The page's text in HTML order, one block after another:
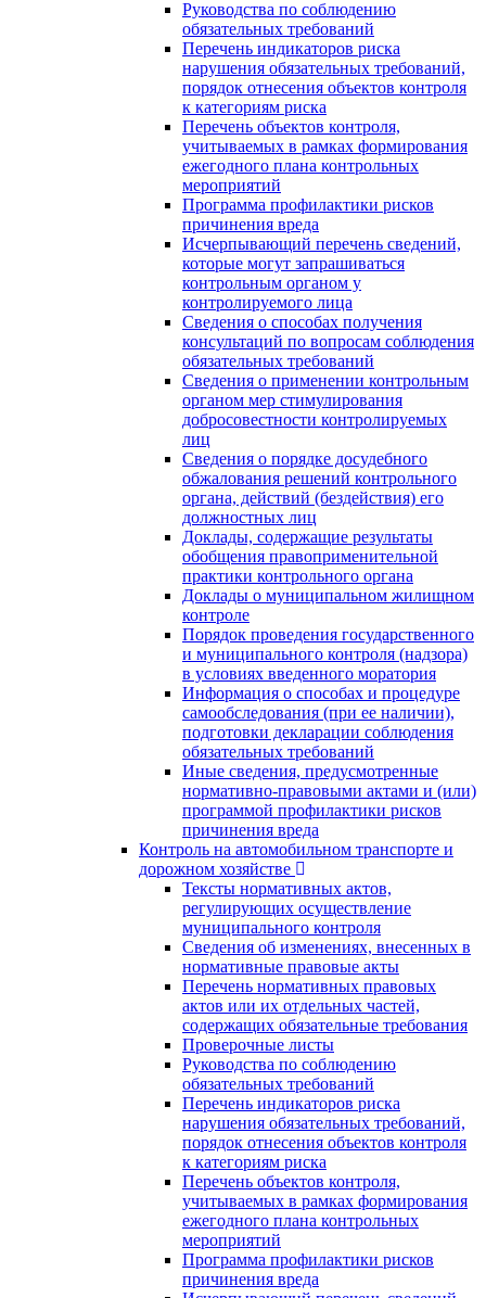
Руководства по соблюдению
обязательных требований
Перечень индикаторов риска
нарушения обязательных требований,
порядок отнесения объектов контроля
к категориям риска
Перечень объектов контроля,
учитываемых в рамках формирования
ежегодного плана контрольных
мероприятий
Программа профилактики рисков
причинения вреда
Исчерпывающий перечень сведений,
которые могут запрашиваться
контрольным органом у
контролируемого лица
Сведения о способах получения
консультаций по вопросам соблюдения
обязательных требований
Сведения о применении контрольным
органом мер стимулирования
добросовестности контролируемых
лиц
Сведения о порядке досудебного
обжалования решений контрольного
органа, действий (бездействия) его
должностных лиц
Доклады, содержащие результаты
обобщения правоприменительной
практики контрольного органа
Доклады о муниципальном жилищном
контроле
Порядок проведения государственного
и муниципального контроля (надзора)
в условиях введенного моратория
Информация о способах и процедуре
самообследования (при ее наличии),
подготовки декларации соблюдения
обязательных требований
Иные сведения, предусмотренные
нормативно-правовыми актами и (или)
программой профилактики рисков
причинения вреда
Контроль на автомобильном транспорте и
дорожном хозяйстве
Тексты нормативных актов,
регулирующих осуществление
муниципального контроля
Сведения об изменениях, внесенных в
нормативные правовые акты
Перечень нормативных правовых
актов или их отдельных частей,
содержащих обязательные требования
Проверочные листы
Руководства по соблюдению
обязательных требований
Перечень индикаторов риска
нарушения обязательных требований,
порядок отнесения объектов контроля
к категориям риска
Перечень объектов контроля,
учитываемых в рамках формирования
ежегодного плана контрольных
мероприятий
Программа профилактики рисков
причинения вреда